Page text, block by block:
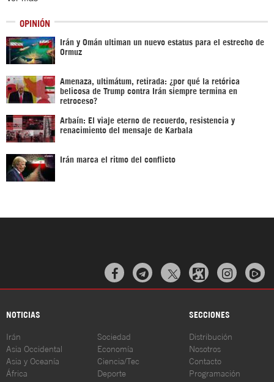
OPINIÓN
Irán y Omán ultiman un nuevo estatus para el estrecho de
Ormuz
Amenaza, ultimátum, retirada: ¿por qué la retórica
belicosa de Trump contra Irán siempre termina en
retroceso?
Arbaín: El viaje eterno de recuerdo, resistencia y
renacimiento del mensaje de Karbala
Irán marca el ritmo del conflicto
  
NOTICIAS SECCIONES
Irán
Asia Occidental
Asia y Oceanía
África
Sociedad
Economía
Ciencia/Tec
Deporte
Distribución
Nosotros
Contacto
Programación